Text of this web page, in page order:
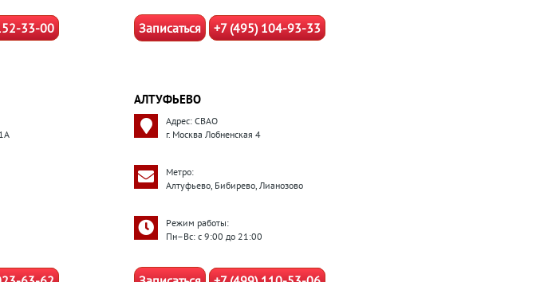
33-00 Записаться +7 (495) 104-93-33
АЛТУФЬЕВО
Адрес: СВАО
г. Москва Лобненская 4
Метро:
Алтуфьево, Бибирево, Лианозово
Режим работы:
Пн–Вс: с 9:00 до 21:00